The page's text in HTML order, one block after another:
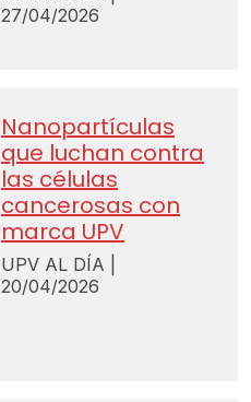
27/04/2026
Nanopartículas
que luchan contra
las células
cancerosas con
marca UPV
UPV AL DÍA |
20/04/2026